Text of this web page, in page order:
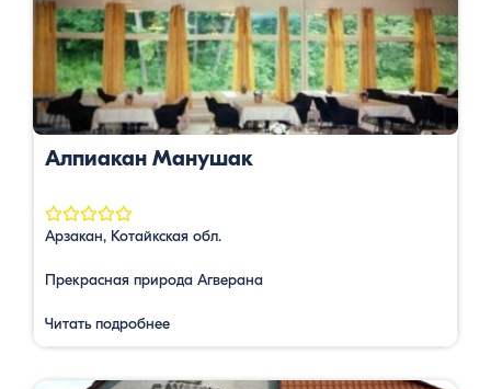
Алпиакан Манушак
Арзакан, Котайкская обл.
Прекрасная природа Агверана
Читать подробнее